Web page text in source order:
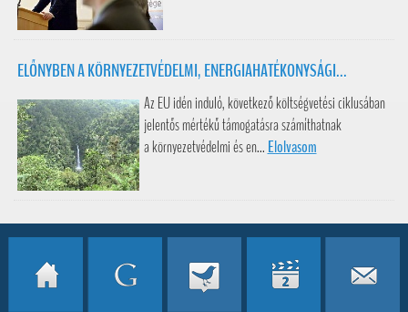
ELŐNYBEN A KÖRNYEZETVÉDELMI, ENERGIAHATÉKONYSÁGI...
Az EU idén induló, következő költségvetési ciklusában
jelentős mértékű támogatásra számíthatnak
a környezetvédelmi és en... Elolvasom